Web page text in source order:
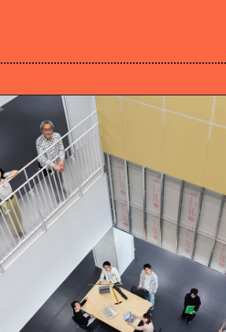
INTRODUCTION
学科紹介
学科の特徴について
02 カリキュラムについて
授業や取り組み
04 教員について
05研究室について